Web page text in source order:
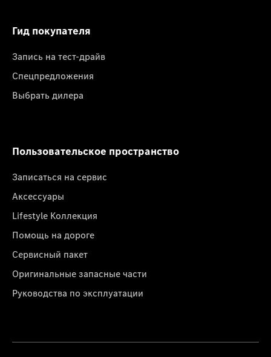
Гид покупателя
Запись на тест-драйв
Спецпредложения
Выбрать дилера
Пользовательское пространство
Записаться на сервис
Аксессуары
Lifestyle Коллекция
Помощь на дороге
Сервисный пакет
Оригинальные запасные части
Руководства по эксплуатации